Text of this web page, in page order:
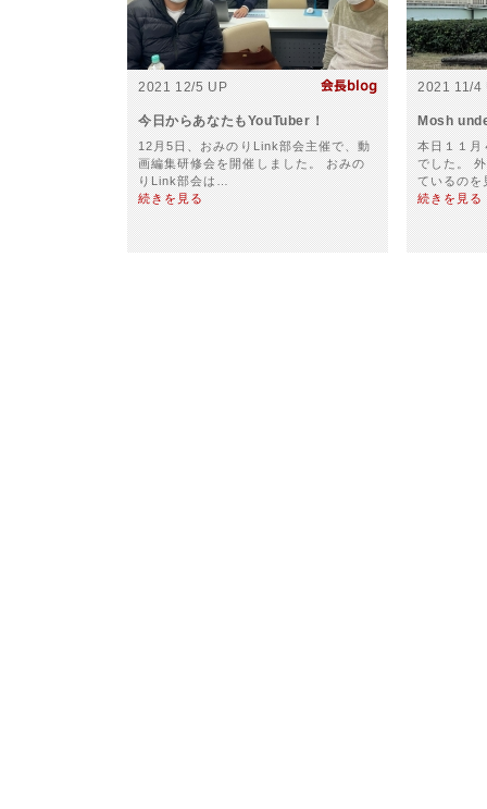
2021 12/5 UP
今日からあなたもYouTuber！
12月5日、おみのりLink部会主催で、動
画編集研修会を開催しました。 おみの
りLink部会は…
続きを見る
2021 11/4
Mosh
本日１１月
でした。
ているの
続きを見る